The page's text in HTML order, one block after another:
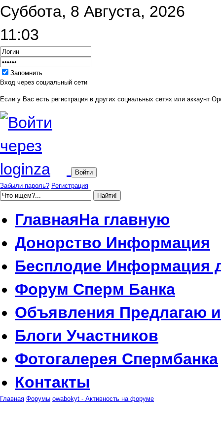
Суббота, 8 Августа, 2026
11:03
Запомнить
Вход через социальный сети
Если у Вас есть регистрация в других социальных сетях или аккаунт
Забыли пароль? Регистрация
ГлавнаяНа главную
Донорство Информация
Бесплодие Информация
Форум Сперм Банка
Объявления Предлагаю
Блоги Участников
Фотогалерея Спермбанка
Контакты
Главная Форумы owabokyt - Активность на форуме